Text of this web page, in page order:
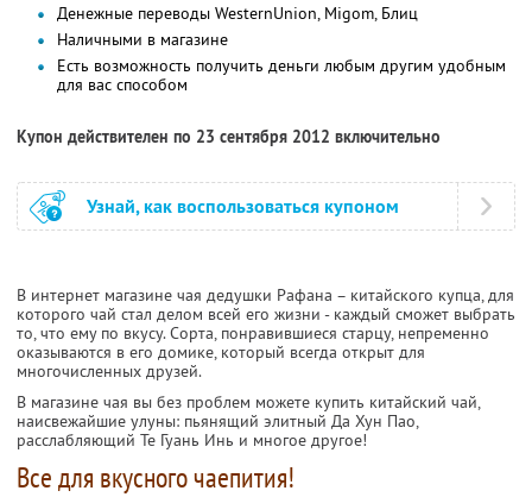
Денежные переводы WesternUnion, Migom, Блиц
Наличными в магазине
Есть возможность получить деньги любым другим удобным
для вас способом
Купон действителен по 23 сентября 2012 включительно
Узнай, как воспользоваться купоном
В интернет магазине чая дедушки Рафана – китайского купца, для
которого чай стал делом всей его жизни - каждый сможет выбрать
то, что ему по вкусу. Сорта, понравившиеся старцу, непременно
оказываются в его домике, который всегда открыт для
многочисленных друзей.
В магазине чая вы без проблем можете купить китайский чай,
наисвежайшие улуны: пьянящий элитный Да Хун Пао,
расслабляющий Те Гуань Инь и многое другое!
Все для вкусного чаепития!